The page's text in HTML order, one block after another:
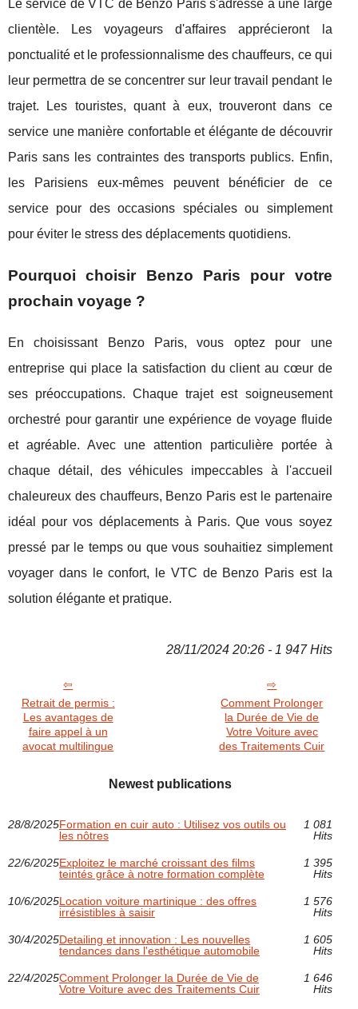
Le service de VTC de Benzo Paris s'adresse à une large
clientèle. Les voyageurs d'affaires apprécieront la
ponctualité et le professionnalisme des chauffeurs, ce qui
leur permettra de se concentrer sur leur travail pendant le
trajet. Les touristes, quant à eux, trouveront dans ce
service une manière confortable et élégante de découvrir
Paris sans les contraintes des transports publics. Enfin,
les Parisiens eux-mêmes peuvent bénéficier de ce
service pour des occasions spéciales ou simplement
pour éviter le stress des déplacements quotidiens.
Pourquoi choisir Benzo Paris pour votre
prochain voyage ?
En choisissant Benzo Paris, vous optez pour une
entreprise qui place la satisfaction du client au cœur de
ses préoccupations. Chaque trajet est soigneusement
orchestré pour garantir une expérience de voyage fluide
et agréable. Avec une attention particulière portée à
chaque détail, des véhicules impeccables à l'accueil
chaleureux des chauffeurs, Benzo Paris est le partenaire
idéal pour vos déplacements à Paris. Que vous soyez
pressé par le temps ou que vous souhaitiez simplement
voyager dans le confort, le VTC de Benzo Paris est la
solution élégante et pratique.
28/11/2024 20:26 - 1 947 Hits
Retrait de permis :
Les avantages de
faire appel à un
avocat multilingue
Comment Prolonger
la Durée de Vie de
Votre Voiture avec
des Traitements Cuir
Newest publications
28/8/2025Formation en cuir auto : Utilisez vos outils ou
les nôtres
1 081
Hits
22/6/2025Exploitez le marché croissant des films
teintés grâce à notre formation complète
1 395
Hits
10/6/2025Location voiture martinique : des offres
irrésistibles à saisir
1 576
Hits
30/4/2025Detailing et innovation : Les nouvelles
tendances dans l'esthétique automobile
1 605
Hits
22/4/2025Comment Prolonger la Durée de Vie de
Votre Voiture avec des Traitements Cuir
1 646
Hits